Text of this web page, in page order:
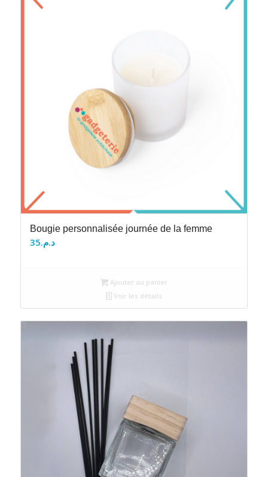
Bougie personnalisée journée de la femme
د.م.35
Ajouter au panier
Voir les détails